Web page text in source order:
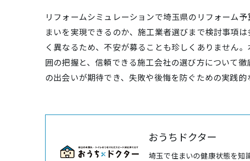
リフォームシミュレーションで埼玉県のリフォーム
まいを実現できるのか、施工業者選びまで検討事項
く異なるため、不安が募ることも珍しくありません
囲の把握と、信頼できる施工会社の選び方について
の出会いが期待でき、失敗や後悔を防ぐための実践的
おうちドクター
埼玉で住まいの健康状態を知